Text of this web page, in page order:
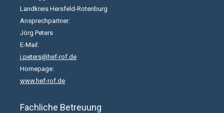
Landkreis Hersfeld-Rotenburg
Ansprechpartner:
Jörg Peters
E-Mail:
j.peters@hef-rof.de
Homepage:
www.hef-rof.de
Fachliche Betreuung